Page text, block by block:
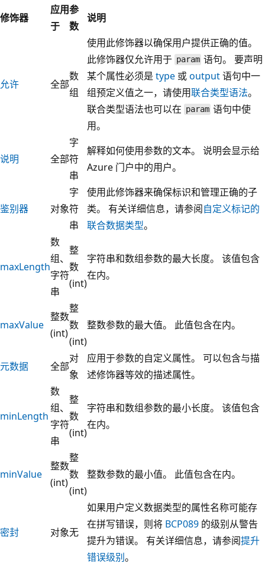
修饰器
应用
于
参
数
说明
允许 全部
数
组
使用此修饰器以确保用户提供正确的值。
此修饰器仅允许用于 param 语句。 要声明
某个属性必须是 type 或output语句中一
组预定义值之一，请使用联合类型语法。
联合类型语法也可以在 param 语句中使
用。
说明 全部
字
符
串
解释如何使用参数的文本。 说明会显示给
Azure 门户中的用户。
鉴别器 对象
字
符
串
使用此修饰器来确保标识和管理正确的子
类。 有关详细信息，请参阅自定义标记的
联合数据类型。
maxLength
数
组、
字符
串
整
数
(int)
字符串和数组参数的最大长度。 该值包含
在内。
maxValue
整数
(int)
整
数
(int)
整数参数的最大值。 此值包含在内。
元数据 全部
对
象
应用于参数的自定义属性。 可以包含与描
述修饰器等效的描述属性。
minLength
数
组、
字符
串
整
数
(int)
字符串和数组参数的最小长度。 该值包含
在内。
minValue
整数
(int)
整
数
(int)
整数参数的最小值。 此值包含在内。
密封 对象无
如果用户定义数据类型的属性名称可能存
在拼写错误，则将 BCP089 的级别从警告
提升为错误。 有关详细信息，请参阅提升
错误级别。